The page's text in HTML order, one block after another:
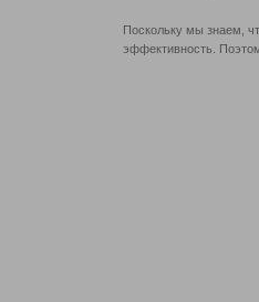
Поскольку мы знаем,
эффективность.